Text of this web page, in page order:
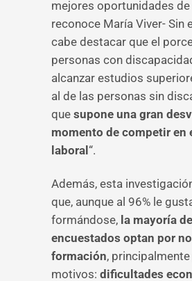
mejores oportunidades
reconoce María Viver- Sin
cabe destacar que el
personas con
alcanzar estudios
al de las personas sin
que supone una gran
momento de competir en
laboral “.
Además, esta
que, aunque al 96% le
formándose, la mayoría
encuestados optan por
formación,
motivos: dificultades